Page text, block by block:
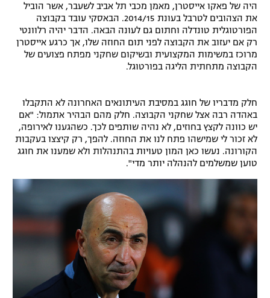
תקנון פעילות ספורט 1
רשיון להקרנה פומבית לבית עסק
הצטרפות לחבילת הערוצים
לוח דרושים – ג'ובנט
תגיות
המגזין
היה של פאקו אייסטרן, מאמן מכבי תל אביב לשעבר, אשר הוביל
את הצהובים לטרבל בעונת 2014/15. הבאסקי עובד בקבוצה
הפורטוגלית טונדלה וחתום גם לעונה הבאה. הדבר יהיה רלוונטי
רק אם יעזוב את הקבוצה לפני תום החוזה שלו, אך כרגע אייסטרן
מרוכז במשימות המקצועית ובשיקום שחקני מפתח פצועים של
הקבוצה מתחתית הליגה בפורטוגל.
חלק מדבריו של חוגג במסיבת העיתונאים האחרונה לא התקבלו
באהדה רבה אצל שחקני הקבוצה. חלק מהם הבהיר אתמול: "אם
יש כוונה לקצץ בחוזים, לא נהיה שותפים לכך. כשהגענו לאירופה,
לא זכור לי שמישהו פתח לנו את החוזה. להפך, רק קיצצו בעקבות
הקורונה. נעשו כאן המון טעויות בהתנהלות ולא שמענו את חוגג
טוען שמשלמים להנהלה יותר מדי".